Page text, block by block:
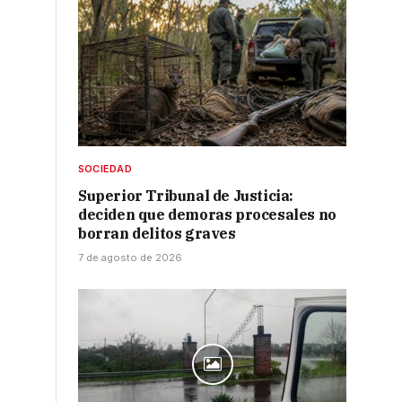
SOCIEDAD
Superior Tribunal de Justicia:
deciden que demoras procesales no
borran delitos graves
7 de agosto de 2026